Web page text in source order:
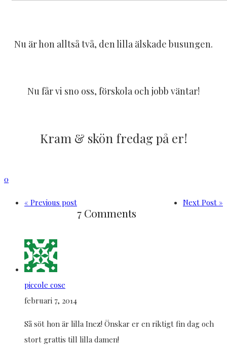
Nu är hon alltså två, den lilla älskade busungen.
Nu får vi sno oss, förskola och jobb väntar!
Kram & skön fredag på er!
0
« Previous post Next Post »
7 Comments
piccole cose
februari 7, 2014
Så söt hon är lilla Inez! Önskar er en riktigt fin dag och
stort grattis till lilla damen!